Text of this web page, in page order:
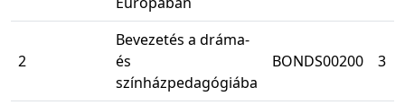
2
Bevezetés a dráma-
és
színházpedagógiába
BONDS00200 3